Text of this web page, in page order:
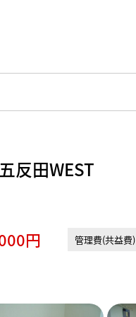
反田WEST
円 管理費(共益費)